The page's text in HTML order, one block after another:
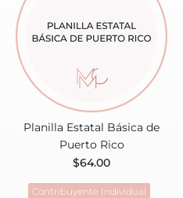
Planilla Estatal Básica de
Puerto Rico
$64.00
Contribuyente Individual